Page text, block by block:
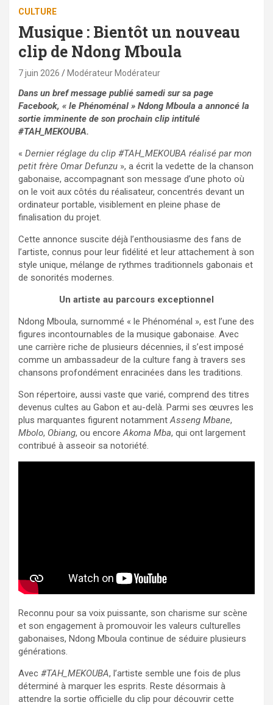
CULTURE
Musique : Bientôt un nouveau
clip de Ndong Mboula
7 juin 2026 Modérateur Modérateur
Dans un bref message publié samedi sur sa page
Facebook, « le Phénoménal » Ndong Mboula a annoncé la
sortie imminente de son prochain clip intitulé
#TAH_MEKOUBA.
« Dernier réglage du clip #TAH_MEKOUBA réalisé par mon
petit frère Omar Defunzu », a écrit la vedette de la chanson
gabonaise, accompagnant son message d’une photo où
on le voit aux côtés du réalisateur, concentrés devant un
ordinateur portable, visiblement en pleine phase de
finalisation du projet.
Cette annonce suscite déjà l’enthousiasme des fans de
l’artiste, connus pour leur fidélité et leur attachement à son
style unique, mélange de rythmes traditionnels gabonais et
de sonorités modernes.
Un artiste au parcours exceptionnel
Ndong Mboula, surnommé « le Phénoménal », est l’une des
figures incontournables de la musique gabonaise. Avec
une carrière riche de plusieurs décennies, il s’est imposé
comme un ambassadeur de la culture fang à travers ses
chansons profondément enracinées dans les traditions.
Son répertoire, aussi vaste que varié, comprend des titres
devenus cultes au Gabon et au-delà. Parmi ses œuvres les
plus marquantes figurent notammentAsseng Mbane,
Mbolo, Obiang, ou encoreAkoma Mba, qui ont largement
contribué à asseoir sa notoriété.
Reconnu pour sa voix puissante, son charisme sur scène
et son engagement à promouvoir les valeurs culturelles
gabonaises, Ndong Mboula continue de séduire plusieurs
générations.
Avec #TAH_MEKOUBA, l’artiste semble une fois de plus
déterminé à marquer les esprits. Reste désormais à
attendre la sortie officielle du clip pour découvrir cette